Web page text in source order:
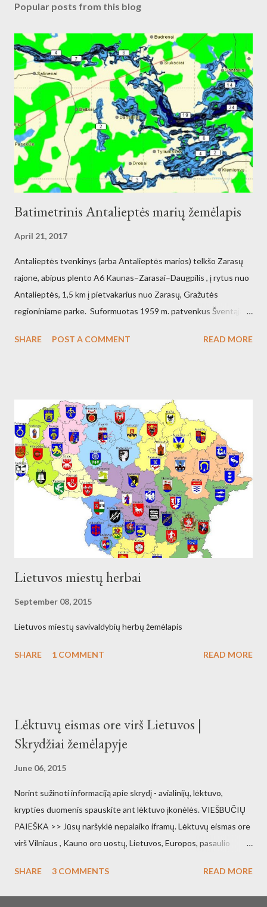
Popular posts from this blog
Batimetrinis Antalieptės marių žemėlapis
April 21, 2017
Antalieptės tvenkinys (arba Antalieptės marios) telkšo Zarasų
rajone, abipus plento A6 Kaunas–Zarasai–Daugpilis , į rytus nuo
Antalieptės, 1,5 km į pietvakarius nuo Zarasų, Gražutės
regioniniame parke. Suformuotas 1959 m. patvenkus Šventąją
(galia 2460 kW) reikmėms. Kraštovaizdžio draustinis.
SHARE POST A COMMENT READ MORE
Lietuvos miestų herbai
September 08, 2015
Lietuvos miestų savivaldybių herbų žemėlapis
SHARE 1 COMMENT READ MORE
Lėktuvų eismas ore virš Lietuvos |
Skrydžiai žemėlapyje
June 06, 2015
Norint sužinoti informaciją apie skrydį - avialinijų, lėktuvo,
krypties duomenis spauskite ant lėktuvo įkonėlės. VIEŠBUČIŲ
PAIEŠKA >> Jūsų naršyklė nepalaiko iframų. Lėktuvų eismas ore
virš Vilniaus , Kauno oro uostų, Lietuvos, Europos, pasaulio
žemėlapyje Kauno oro uostas žemėlapyje Palangos oro uostas
SHARE 3 COMMENTS READ MORE